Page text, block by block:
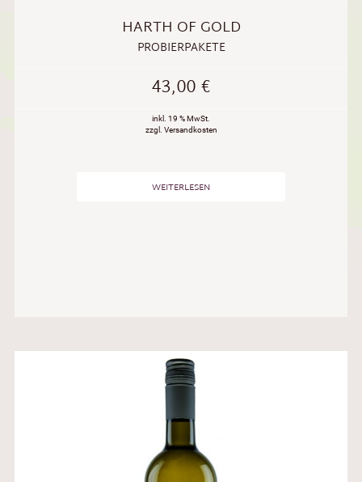
HARTH OF GOLD
PROBIERPAKETE
43,00€
inkl. 19 % MwSt.
zzgl. Versandkosten
WEITERLESEN